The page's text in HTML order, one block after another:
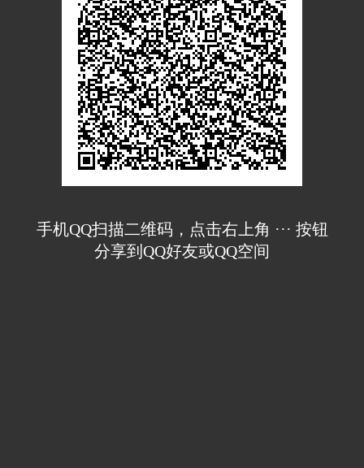
手机QQ扫描二维码，点击右上角 ··· 按钮
分享到QQ好友或QQ空间